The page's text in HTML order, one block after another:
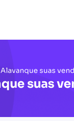
suas
suas